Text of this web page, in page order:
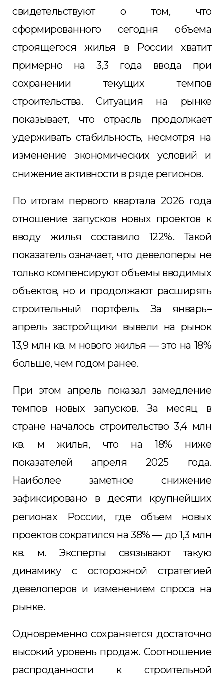
свидетельствуют о том, что
сформированного сегодня объема
строящегося жилья в России хватит
примерно на 3,3 года ввода при
сохранении текущих темпов
строительства. Ситуация на рынке
показывает, что отрасль продолжает
удерживать стабильность, несмотря на
изменение экономических условий и
снижение активности в ряде регионов.
По итогам первого квартала 2026 года
отношение запусков новых проектов к
вводу жилья составило 122%. Такой
показатель означает, что девелоперы не
только компенсируют объемы вводимых
объектов, но и продолжают расширять
строительный портфель. За январь–
апрель застройщики вывели на рынок
13,9 млн кв. м нового жилья — это на 18%
больше, чем годом ранее.
При этом апрель показал замедление
темпов новых запусков. За месяц в
стране началось строительство 3,4 млн
кв. м жилья, что на 18% ниже
показателей апреля 2025 года.
Наиболее заметное снижение
зафиксировано в десяти крупнейших
регионах России, где объем новых
проектов сократился на 38% — до 1,3 млн
кв. м. Эксперты связывают такую
динамику с осторожной стратегией
девелоперов и изменением спроса на
рынке.
Одновременно сохраняется достаточно
высокий уровень продаж. Соотношение
распроданности к строительной